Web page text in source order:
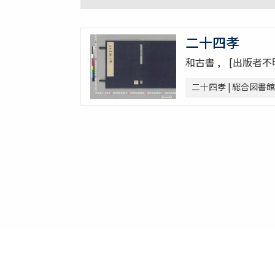
二十四孝
和古書 [出版者
二十四孝 | 総合図書館